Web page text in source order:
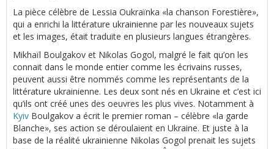
La pièce célèbre de Lessia Oukraïnka «la chanson Forestière»,
qui a enrichi la littérature ukrainienne par les nouveaux sujets
et les images, était traduite en plusieurs langues étrangères.
Mikhaïl Boulgakov et Nikolas Gogol, malgré le fait qu’on les
connait dans le monde entier comme les écrivains russes,
peuvent aussi être nommés comme les représentants de la
littérature ukrainienne. Les deux sont nés en Ukraine et c’est ici
qu’ils ont créé unes des oeuvres les plus vives. Notamment à
Kyiv Boulgakov a écrit le premier roman – célèbre «la garde
Blanche», ses action se déroulaient en Ukraine. Et juste à la
base de la réalité ukrainienne Nikolas Gogol prenait les sujets